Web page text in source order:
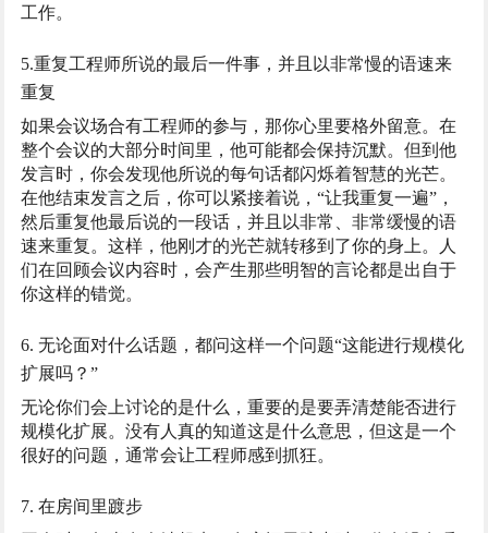
工作。
5.重复工程师所说的最后一件事，并且以非常慢的语速来
重复
如果会议场合有工程师的参与，那你心里要格外留意。在
整个会议的大部分时间里，他可能都会保持沉默。但到他
发言时，你会发现他所说的每句话都闪烁着智慧的光芒。
在他结束发言之后，你可以紧接着说，“让我重复一遍”，
然后重复他最后说的一段话，并且以非常、非常缓慢的语
速来重复。这样，他刚才的光芒就转移到了你的身上。人
们在回顾会议内容时，会产生那些明智的言论都是出自于
你这样的错觉。
6. 无论面对什么话题，都问这样一个问题“这能进行规模化
扩展吗？”
无论你们会上讨论的是什么，重要的是要弄清楚能否进行
规模化扩展。没有人真的知道这是什么意思，但这是一个
很好的问题，通常会让工程师感到抓狂。
7. 在房间里踱步